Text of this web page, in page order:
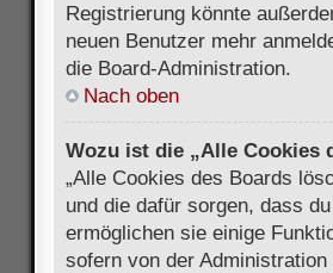
Registrierung könnte
neuen Benutzer mehr
die Board-Administration.
Nach oben
Wozu ist die „Alle Cookies
„Alle Cookies des Boards
und die dafür sorgen, dass
ermöglichen sie einige
sofern von der